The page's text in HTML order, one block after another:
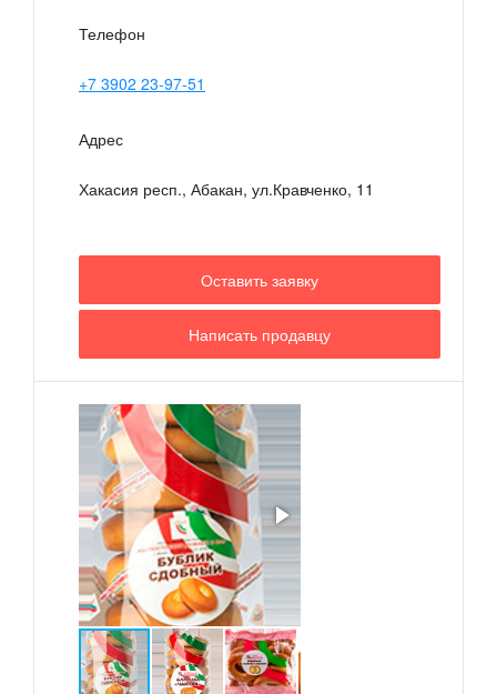
Телефон
+7 3902 23-97-51
Адрес
Хакасия респ., Абакан, ул.Кравченко, 11
Оставить заявку
Написать продавцу